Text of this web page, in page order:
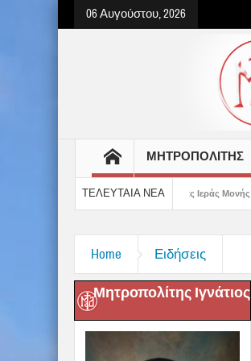
06 Αυγούστου, 2026
ΜΗΤΡΟΠΟΛΙΤΗΣ
ΤΕΛΕΥΤΑΙΑ ΝΕΑ
της Παλαιάς Ιεράς Μονής Παναγίας Κάτω Ξενιάς
Home Ειδήσεις
Μητροπολίτης Ιγνάτιος